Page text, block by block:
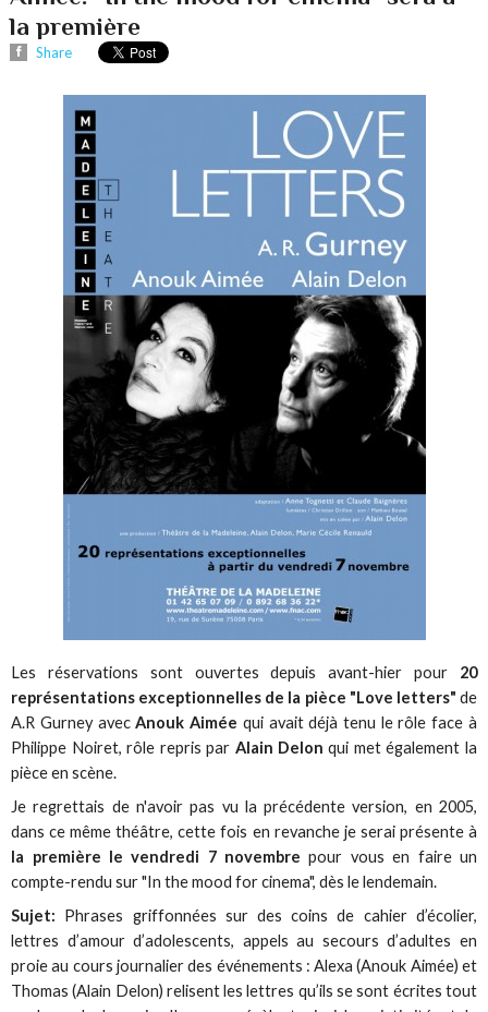
la première
Share
Les réservations sont ouvertes depuis avant-hier pour 20
représentations exceptionnelles de la pièce "Love letters" de
A.R Gurney avecAnouk Aimée qui avait déjà tenu le rôle face à
Philippe Noiret, rôle repris par Alain Delon qui met également la
pièce en scène.
Je regrettais de n'avoir pas vu la précédente version, en 2005,
dans ce même théâtre, cette fois en revanche je serai présente à
la première le vendredi 7 novembre pour vous en faire un
compte-rendu sur "In the mood for cinema", dès le lendemain.
Sujet: Phrases griffonnées sur des coins de cahier d’écolier,
lettres d’amour d’adolescents, appels au secours d’adultes en
proie au cours journalier des événements : Alexa (Anouk Aimée) et
Thomas (Alain Delon) relisent les lettres qu’ils se sont écrites tout